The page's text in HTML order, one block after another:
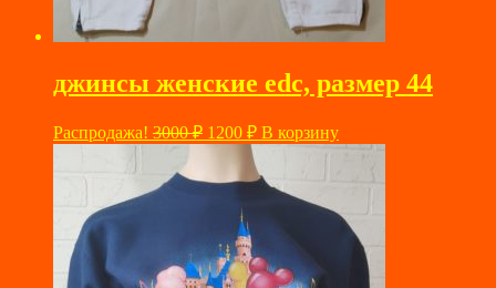
джинсы женские edc, размер 44
Распродажа! 3000₽ Первоначальная
цена
составляла
1200 ₽Текущая
цена:
1200 ₽.
В корзину